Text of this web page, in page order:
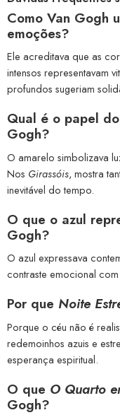
Como Van Gogh
emoções?
Ele acreditava que as
intensos representavam
profundos sugeriam
Qual é o papel
Gogh?
O amarelo simbolizava
Nos Girassóis, mostra
inevitável do tempo.
O que o azul
Gogh?
O azul expressava
contraste emocional
Por que Noite
Porque o céu não é
redemoinhos azuis e
esperança espiritual.
O que O Quarto
Gogh?